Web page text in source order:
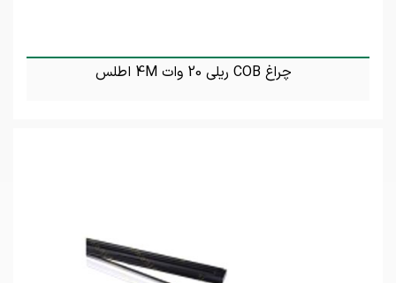
چراغ COB ریلی 20 وات 4M اطلس